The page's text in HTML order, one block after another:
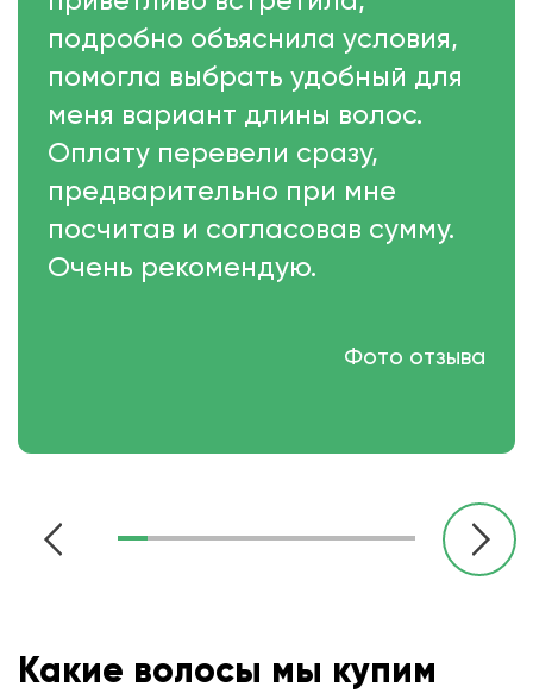
подробно объяснила условия,
помогла выбрать удобный для
меня вариант длины волос.
Оплату перевели сразу,
предварительно при мне
посчитав и согласовав сумму.
Очень рекомендую.
Фото отзыва
Какие волосы мы купим